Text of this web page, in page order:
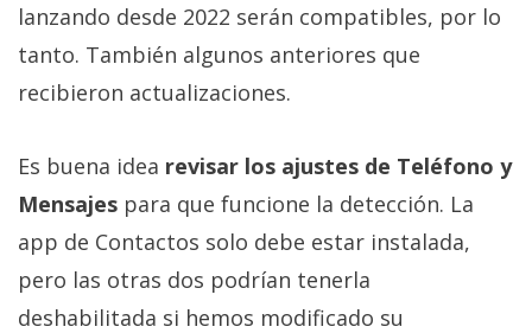
lanzando desde 2022 serán compatibles, por lo
tanto. También algunos anteriores que
recibieron actualizaciones.
Es buena idea revisar los ajustes de Teléfono y
Mensajes para que funcione la detección. La
app de Contactos solo debe estar instalada,
pero las otras dos podrían tenerla
deshabilitada si hemos modificado su